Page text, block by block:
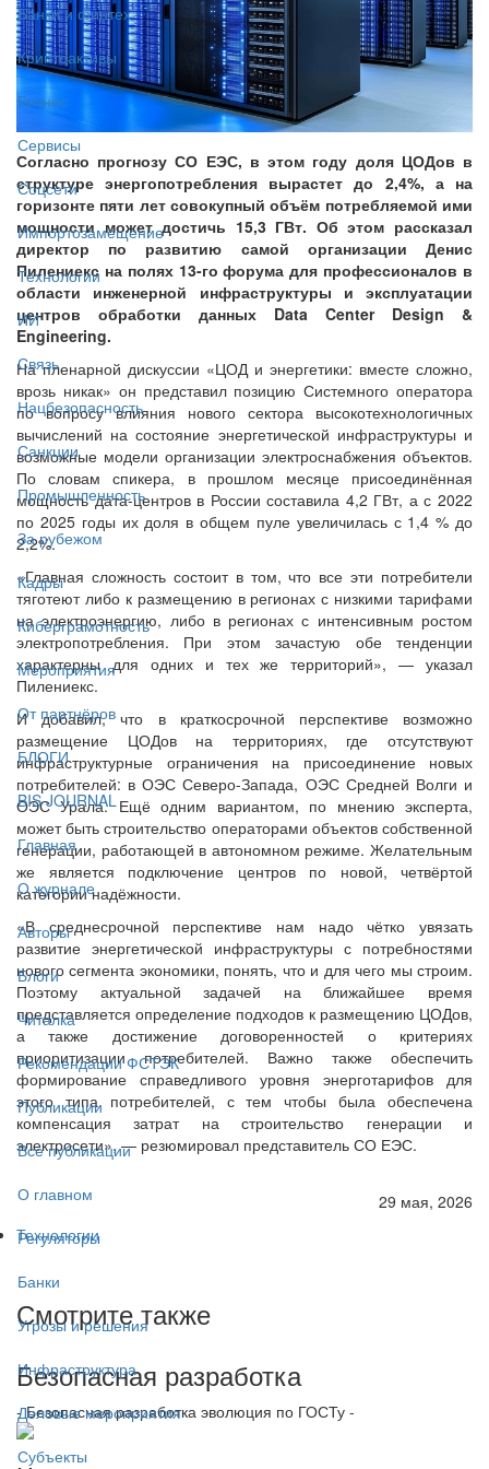
Банки и финтех
Криптоактивы
Бизнес
Сервисы
Соцсети
Импортозамещение
Технологии
ИИ
Связь
Нацбезопасность
Санкции
Промышленность
За рубежом
Кадры
Киберграмотность
Мероприятия
От партнёров
БЛОГИ
BIS JOURNAL
Главная
О журнале
Авторы
Блоги
Читалка
Рекомендации ФСТЭК
Публикации
Все публикации
О главном
Регуляторы
Банки
Угрозы и решения
Инфраструктура
Деловые мероприятия
Субъекты
Согласно прогнозу СО ЕЭС, в этом году доля ЦОДов в
структуре энергопотребления вырастет до 2,4%, а на
горизонте пяти лет совокупный объём потребляемой ими
мощности может достичь 15,3 ГВт. Об этом рассказал
директор по развитию самой организации Денис
Пилениекс на полях 13-го форума для профессионалов в
области инженерной инфраструктуры и эксплуатации
центров обработки данных Data Center Design &
Engineering.
На пленарной дискуссии «ЦОД и энергетики: вместе сложно,
врозь никак» он представил позицию Системного оператора
по вопросу влияния нового сектора высокотехнологичных
вычислений на состояние энергетической инфраструктуры и
возможные модели организации электроснабжения объектов.
По словам спикера, в прошлом месяце присоединённая
мощность дата-центров в России составила 4,2 ГВт, а с 2022
по 2025 годы их доля в общем пуле увеличилась с 1,4 % до
2,2%.
«Главная сложность состоит в том, что все эти потребители
тяготеют либо к размещению в регионах с низкими тарифами
на электроэнергию, либо в регионах с интенсивным ростом
электропотребления. При этом зачастую обе тенденции
характерны для одних и тех же территорий», — указал
Пилениекс.
И добавил, что в краткосрочной перспективе возможно
размещение ЦОДов на территориях, где отсутствуют
инфраструктурные ограничения на присоединение новых
потребителей: в ОЭС Северо-Запада, ОЭС Средней Волги и
ОЭС Урала. Ещё одним вариантом, по мнению эксперта,
может быть строительство операторами объектов собственной
генерации, работающей в автономном режиме. Желательным
же является подключение центров по новой, четвёртой
категории надёжности.
«В среднесрочной перспективе нам надо чётко увязать
развитие энергетической инфраструктуры с потребностями
нового сегмента экономики, понять, что и для чего мы строим.
Поэтому актуальной задачей на ближайшее время
представляется определение подходов к размещению ЦОДов,
а также достижение договоренностей о критериях
приоритизации потребителей. Важно также обеспечить
формирование справедливого уровня энерготарифов для
этого типа потребителей, с тем чтобы была обеспечена
компенсация затрат на строительство генерации и
электросети», — резюмировал представитель СО ЕЭС.
29 мая, 2026
Технологии
Смотрите также
Безопасная разработка
- Безопасная разработка эволюция по ГОСТу -